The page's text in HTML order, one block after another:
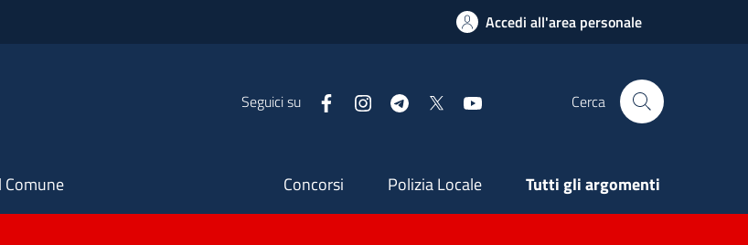
Accedi all'area personale
Seguici su FacebookInstagramTelegram Cerca
Comune Secondaria
Concorsi Polizia Locale Tutti gli argomenti